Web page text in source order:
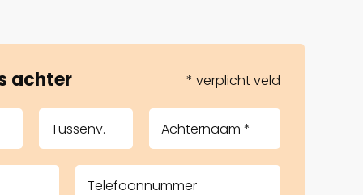
achter * verplicht veld